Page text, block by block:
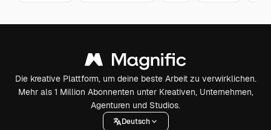
Die kreative Plattform, um deine beste Arbeit zu verwirklichen.
Mehr als 1 Million Abonnenten unter Kreativen, Unternehmen,
Agenturen und Studios.
Deutsch